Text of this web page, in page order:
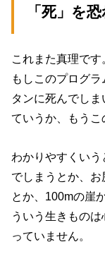
「死」を
これまた真理です
もしこのプログ
タンに死んでしま
ていうか、もうこ
わかりやすくい
でしまうとか、
とか、100mの崖
ういう生きもの
っていません。